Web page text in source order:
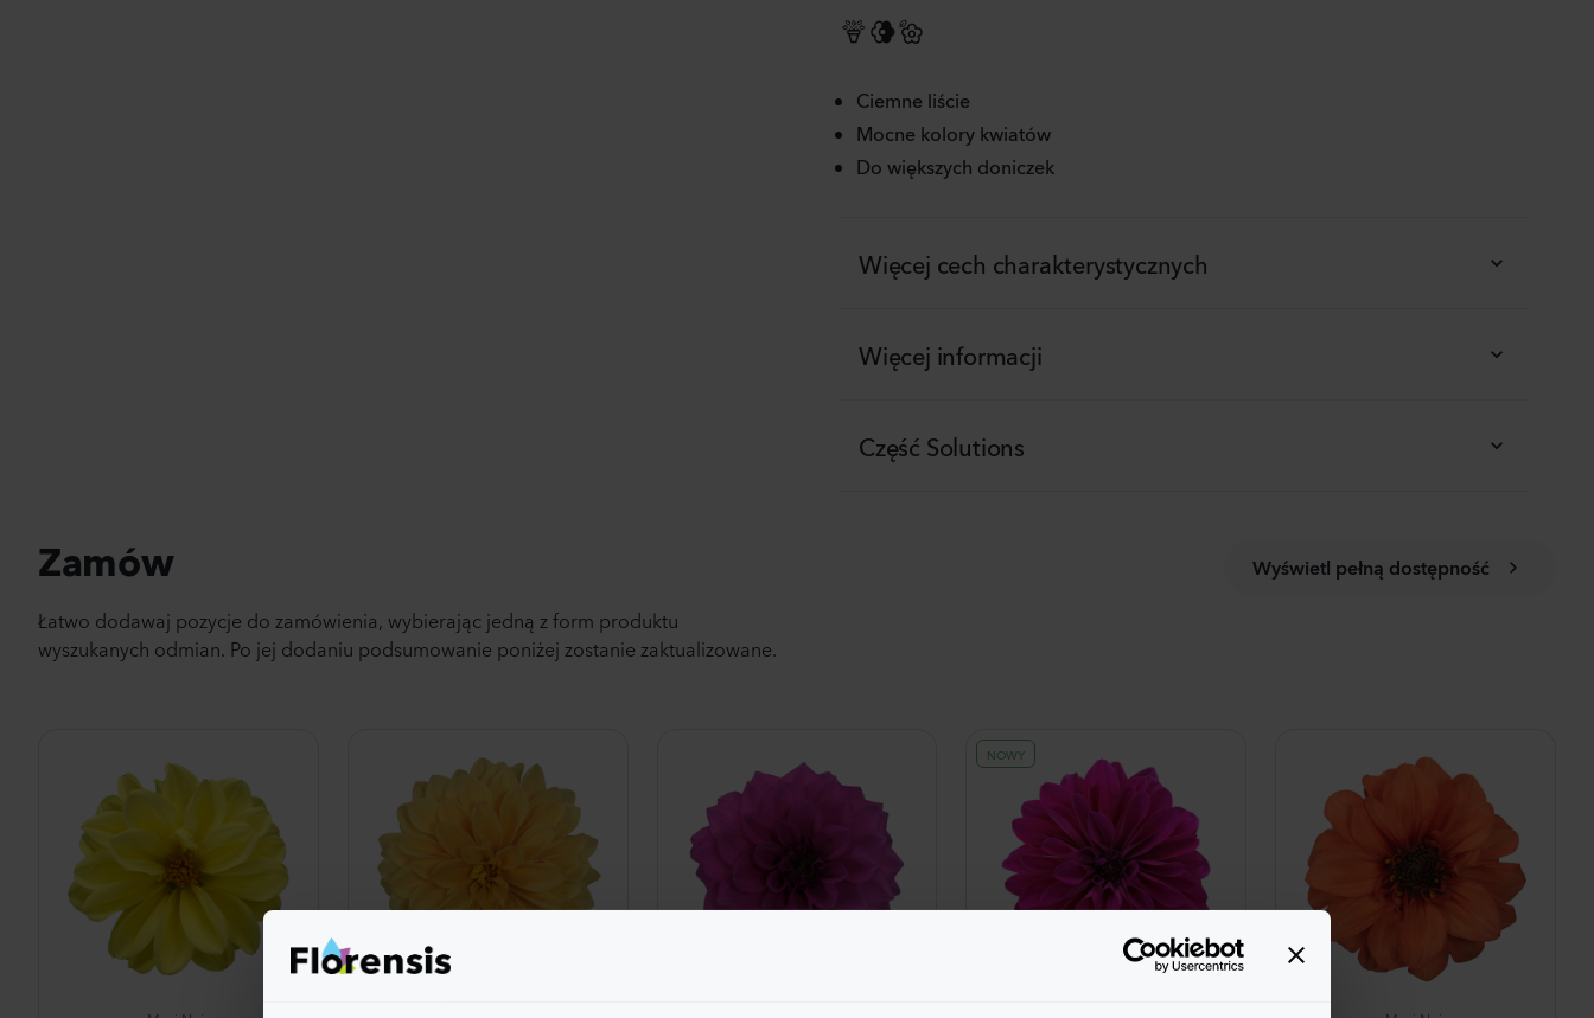
Ciemne liście
Mocne kolory kwiatów
Do większych doniczek
Więcej cech charakterystycznych
Więcej informacji
Część Solutions
Zamów
Łatwo dodawaj pozycje do zamówienia, wybierając jedną z form produktu
wyszukanych odmian. Po jej dodaniu podsumowanie poniżej zostanie zaktualizowane.
Wyświetl pełną dostępność
NOWY